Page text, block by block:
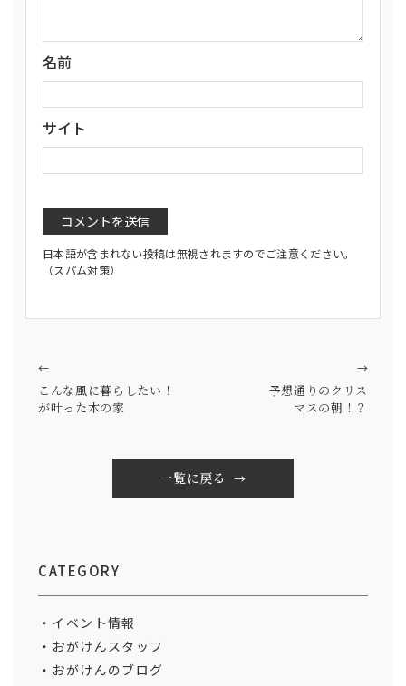
名前
サイト
日本語が含まれない投稿は無視されますのでご注意ください。
（スパム対策）
こんな風に暮らしたい！
が叶った木の家
←
一覧に戻る
予想通りのクリス
マスの朝！？
→
CATEGORY
イベント情報
おがけんスタッフ
おがけんのブログ